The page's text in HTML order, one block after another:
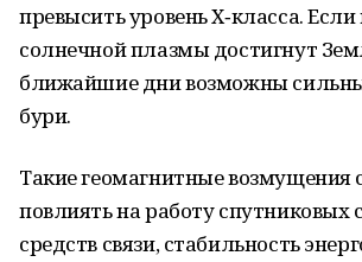
превысить уровень Х‑класса.
солнечной плазмы достигнут
ближайшие дни возможны
бури.
Такие геомагнитные возмущения
повлиять на работу спутниковых
средств связи, стабильность